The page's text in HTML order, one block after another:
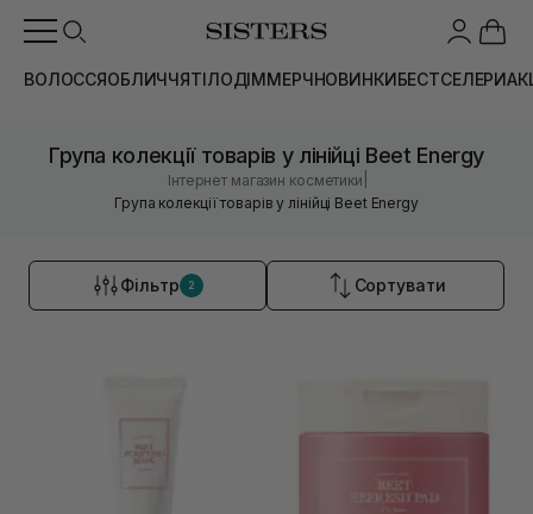
ВОЛОССЯОБЛИЧЧЯТІЛОДІММЕРЧНОВИНКИБЕСТСЕЛЕРИ
Група колекції товарів у лінійці Beet Energy
Інтернет магазин косметики
Група колекції товарів у лінійці Beet Energy
Фільтр 2 Сортувати